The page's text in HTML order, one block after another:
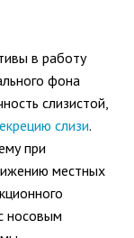
в работу
фона
слизистой,
слизи.
при
местных
носовым